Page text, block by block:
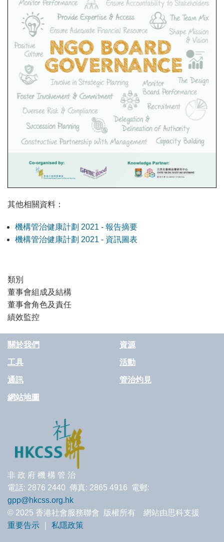
其他相關資料：
機構管治健康計劃 2021 - 報告摘要
機構管治健康計劃 2021 - 資訊圖表
類別
董事會組成及結構
董事會角色及責任
績效監控
關於我們 資源
工具 活動
通訊 管治灼見
網站地圖
非 政 府 機 構 管 治
電話: 2876 2440 傳真: 2865 4916 電郵:
gpp@hkcss.org.hk
© 2025 香港社會服務聯會 版權所有 網站由思科支援
重要告示
私隱政策